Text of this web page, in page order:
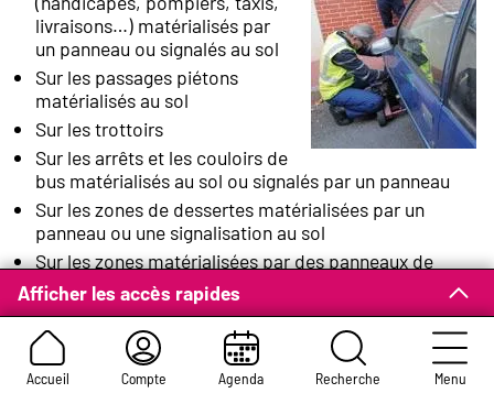
Accueil Compte Agenda Recherche Menu
Afficher les accès rapides
livraisons…) matérialisés par
un panneau ou signalés au sol
Sur les passages piétons
matérialisés au sol
Sur les trottoirs
Sur les arrêts et les couloirs de
bus matérialisés au sol ou signalés par un panneau
Sur les zones de dessertes matérialisées par un
panneau ou une signalisation au sol
Sur les zones matérialisées par des panneaux de
mise en fourrière immédiate
Sur les chantiers matérialisés et lors des
manifestations publiques des panneaux fixes sont
implantés 48 heures minimum avant l’enlèvement
Sur les emplacements où le véhicule empêche l’accès